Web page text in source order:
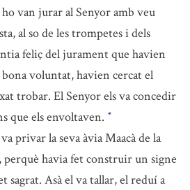
van jurar al Senyor amb veu
al so de les trompetes i dels
feliç del jurament que havien
voluntat, havien cercat el
trobar. El Senyor els va concedir
que els envoltaven. *
privar la seva àvia Maacà de la
havia fet construir un signe
sagrat. Asà el va tallar, el reduí a